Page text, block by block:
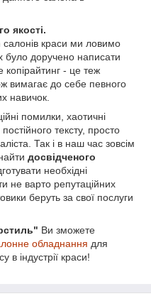
якості.
краси ми ловимо
було доручено написати
копірайтинг - це теж
вимагає до себе певного
навичок.
помилки, хаотичні
тексту, просто
Так і в наш час зовсім
досвідченого
необхідні
не варто репутаційних
беруть за свої послуги
Ви зможете
обладнання для
в індустрії краси!